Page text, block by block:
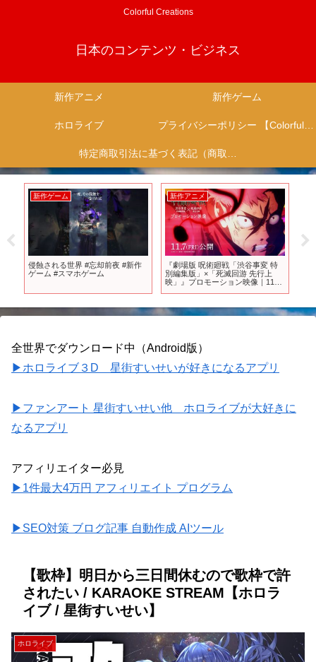
Colorful Creations
日本のコンテンツ・ビジネス
新作アニメ 新作ゲーム
ホロライブ プライバシーポリシー 【Colorful Creation】
特定商取引法に基づく表記（商取引に関する開示）
新作ゲーム
侵蝕される世界 #忘却前夜 #新作
ゲーム #スマホゲーム
新作アニメ
『劇場版 呪術廻戦「渋谷事変 特
別編集版」×「死滅回游 先行上
映」』プロモーション映像｜11月
全世界でダウンロード中（Android版）
▶ホロライブ３D 星街すいせいが好きになるアプリ
▶ファンアート 星街すいせい他 ホロライブが大好きに
なるアプリ
アフィリエイター必見
▶1件最大4万円 アフィリエイト プログラム
▶SEO対策 ブログ記事 自動作成 AIツール
【歌枠】明日から三日間休むので歌枠で許
されたい / KARAOKE STREAM【ホロラ
イブ / 星街すいせい】
ホロライブ